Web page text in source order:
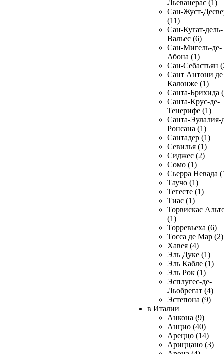
Льеванерас (1)
Сан-Жуст-
(11)
Сан-Кугат-дель-
Вальес (6)
Сан-Мигель-де-
Абона (1)
Сан-Себастьян
Сант Антони де
Калонже (1)
Санта-Брихида
Санта-Крус-де-
Тенерифе (1)
Санта-Эулалия-
Ронсана (1)
Сантадер (1)
Севилья (1)
Сиджес (2)
Сомо (1)
Сьерра Невада
Таучо (1)
Тегесте (1)
Тиас (1)
Торвискас
(1)
Торревьеха (6)
Тосса де Мар (2)
Хавея (4)
Эль Дуке (1)
Эль Кабле (1)
Эль Рок (1)
Эсплугес-де-
Льобрегат (4)
Эстепона (9)
в Италии
Анкона (9)
Анцио (40)
Ареццо (14)
Ариццано (3)